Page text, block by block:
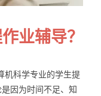
业辅导？
机科学专业的学生提
因为时间不足、知